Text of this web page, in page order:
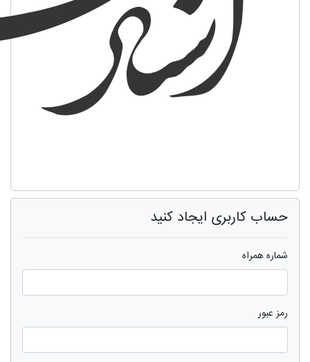
حساب کاربری ایجاد کنید
شماره همراه
رمز عبور